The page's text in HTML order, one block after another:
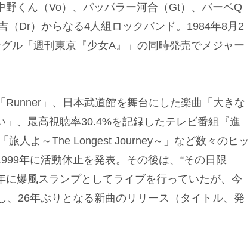
くん（Vo）、パッパラー河合（Gt）、バーベQ
（Dr）からなる4人組ロックバンド。1984年8月2
ル「週刊東京『少女A』」の同時発売でメジャー
」、日本武道館を舞台にした楽曲「大きな
」、最高視聴率30.4%を記録したテレビ番組『進
旅人よ～The Longest Journey～」など数々のヒッ
年に活動休止を発表。その後は、“その日限
に爆風スランプとしてライブを行っていたが、今
、26年ぶりとなる新曲のリリース（タイトル、発